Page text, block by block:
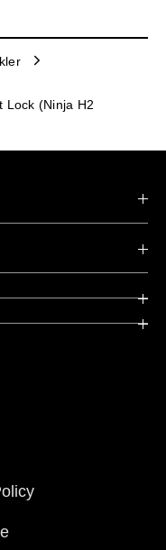
Lock (Ninja H2